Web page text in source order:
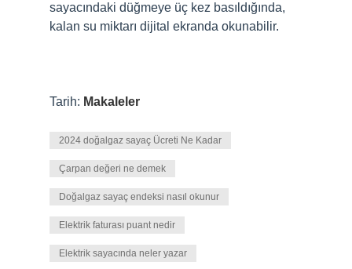
sayacındaki düğmeye üç kez basıldığında,
kalan su miktarı dijital ekranda okunabilir.
Tarih: Makaleler
2024 doğalgaz sayaç Ücreti Ne Kadar
Çarpan değeri ne demek
Doğalgaz sayaç endeksi nasıl okunur
Elektrik faturası puant nedir
Elektrik sayacında neler yazar